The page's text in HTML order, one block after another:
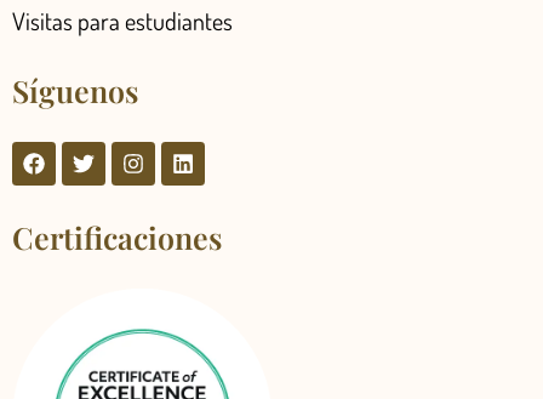
Visitas para estudiantes
Síguenos
Certificaciones